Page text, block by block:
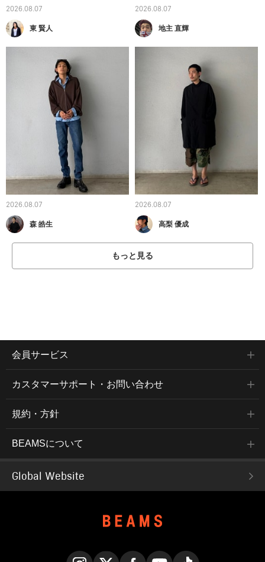
2026.08.07
東 賢人
2026.08.07
地主 直輝
2026.08.07
森 皓生
2026.08.07
高梨 優成
もっと見る
会員サービス
カスタマーサポート・お問い合わせ
規約・方針
BEAMSについて
Global Website